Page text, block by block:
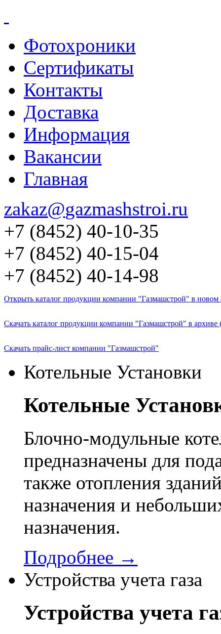
Фотохроники
Сертификаты
Контакты
Доставка
Информация
Вакансии
Главная
zakaz@gazmashstroi.ru
+7 (8452) 40-10-35
+7 (8452) 40-15-04
+7 (8452) 40-14-98
Открыть каталог продукции компании "Газмашстрой" в
Скачать каталог продукции компании "Газмашстрой" в архиве
Скачать прайс-лист компании "Газмашстрой"
Котельные Установки
Котельные
Блочно-модульные
предназначены для
также отопления
назначения и
назначения.
Подробнее →
Устройства учета газа
Устройства учета